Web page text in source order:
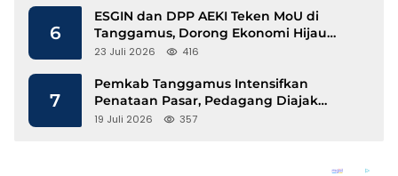
6
ESGIN dan DPP AEKI Teken MoU di
Tanggamus, Dorong Ekonomi Hijau
Berbasis Kopi dan Perdagangan Karbon
23 Juli 2026 416
7
Pemkab Tanggamus Intensifkan
Penataan Pasar, Pedagang Diajak
Tempati Pasar Modern Talang Padang
19 Juli 2026 357